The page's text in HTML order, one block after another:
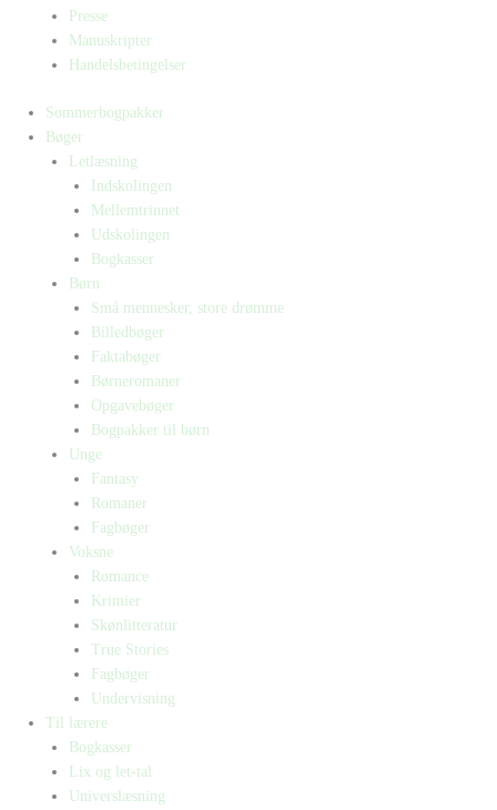
Presse
Manuskripter
Handelsbetingelser
Sommerbogpakker
Bøger
Letlæsning
Indskolingen
Mellemtrinnet
Udskolingen
Bogkasser
Børn
Små mennesker, store drømme
Billedbøger
Faktabøger
Børneromaner
Opgavebøger
Bogpakker til børn
Unge
Fantasy
Romaner
Fagbøger
Voksne
Romance
Krimier
Skønlitteratur
True Stories
Fagbøger
Undervisning
Til lærere
Bogkasser
Lix og let-tal
Universlæsning